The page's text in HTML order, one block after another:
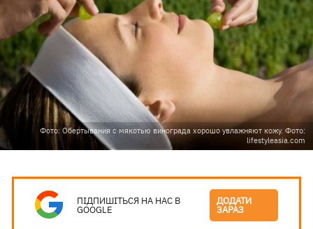
Фото: Обертывания с мякотью винограда хорошо увлажняют кожу. Фото:
lifestyleasia.com
ПІДПИШІТЬСЯ НА НАС В
GOOGLE
ДОДАТИ
ЗАРАЗ